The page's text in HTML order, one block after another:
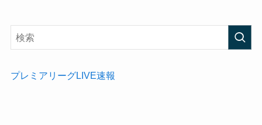
プレミアリーグLIVE速報